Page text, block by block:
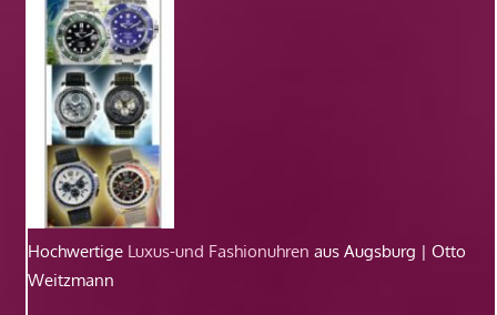
Hochwertige Luxus-und Fashionuhren aus Augsburg | Otto
Weitzmann